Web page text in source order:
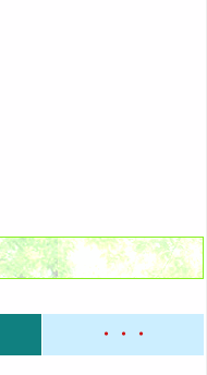
・・・